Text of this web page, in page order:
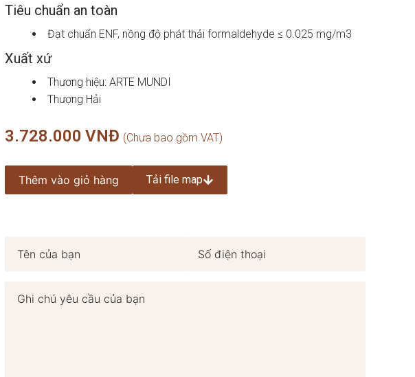
Tiêu chuẩn an toàn
Đạt chuẩn ENF, nồng độ phát thải formaldehyde ≤ 0.025 mg/m3
Xuất xứ
Thương hiệu: ARTE MUNDI
Thượng Hải
3.728.000 VNĐ
Thêm vào giỏ hàng Tải file map